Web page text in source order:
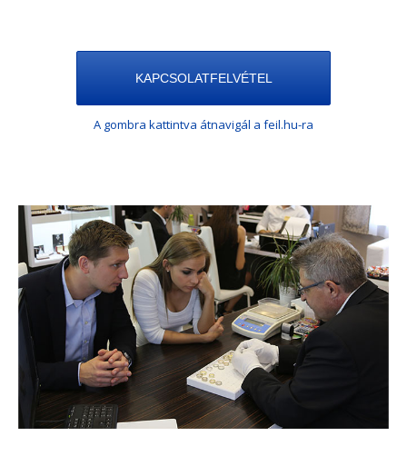
KAPCSOLATFELVÉTEL
A gombra kattintva átnavigál a feil.hu-ra